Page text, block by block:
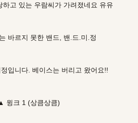
고 있는 우람씨가 가려졌네요 유유
바르지 못한 밴드, 밴.드.미.정
입니다. 베이스는 버리고 왔어요!!
윙크 1 (상큼상큼)